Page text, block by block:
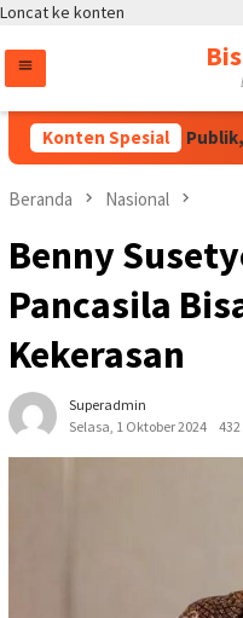
Loncat ke konten
Konten Spesial
Perlu Dukungan Publik,
Beranda Nasional
Benny
Pancasila
Kekerasan
Superadmin
Selasa, 1 Oktober 2024